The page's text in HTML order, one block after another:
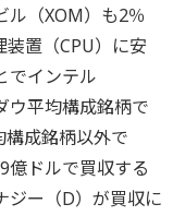
ル（XOM）も2％
置（CPU）に安
でインテル
ウ平均構成銘柄で
成銘柄以外で
億ドルで買収する
ジー（D）が買収に